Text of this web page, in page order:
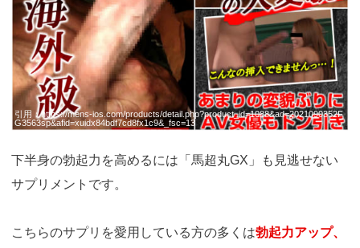
引用：https://mens-ios.com/products/detail.php?product_id=1088&ad=2021090352F
G3563sp&afid=xuidx84bdf7cd8fx1c9&_fsc=13
下半身の勃起力を高めるには「馬超丸GX」も見逃せない
サプリメントです。
こちらのサプリを愛用している方の多くは勃起力アップ、